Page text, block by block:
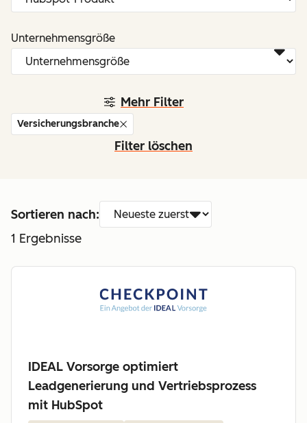
Mehr Filter
Unternehmensgröße
Versicherungsbranche
Filter löschen
Sortieren nach:
1 Ergebnisse
IDEAL Vorsorge optimiert
Leadgenerierung und Vertriebsprozess
mit HubSpot